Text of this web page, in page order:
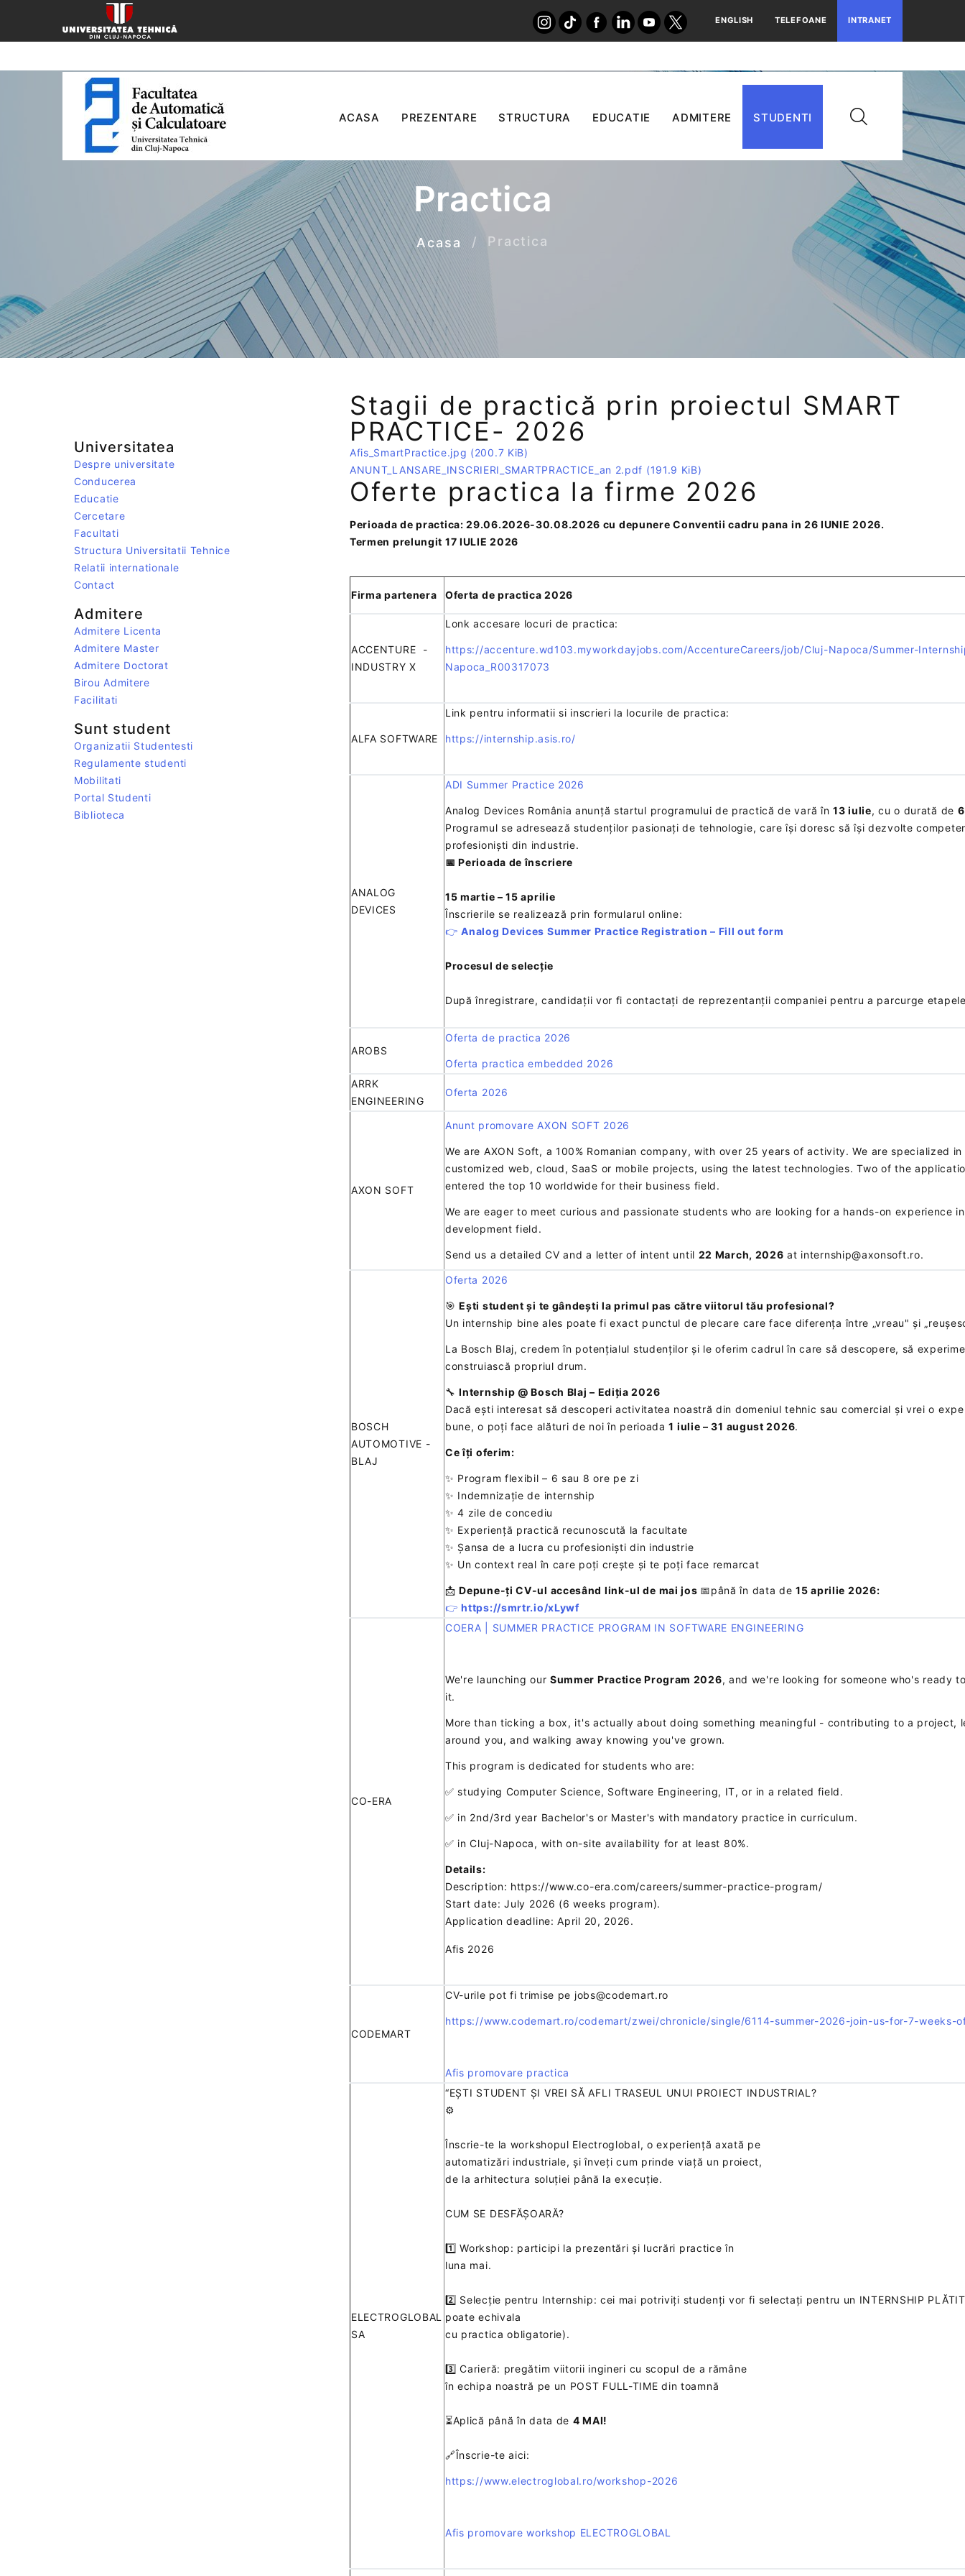
ENGLISH TELEFOANE INTRANET
ACASA PREZENTARE STRUCTURA EDUCATIE ADMITERE STUDENTI
Practica
Acasa Practica
Universitatea
Despre universitate
Conducerea
Educatie
Cercetare
Facultati
Structura Universitatii Tehnice
Relatii internationale
Contact
Admitere
Admitere Licenta
Admitere Master
Admitere Doctorat
Birou Admitere
Facilitati
Sunt student
Organizatii Studentesti
Regulamente studenti
Mobilitati
Portal Studenti
Biblioteca
Stagii de practică prin proiectul SMART
PRACTICE- 2026
Afis_SmartPractice.jpg (200.7 KiB)
ANUNT_LANSARE_INSCRIERI_SMARTPRACTICE_an 2.pdf (191.9 KiB)
Oferte practica la firme 2026
Perioada de practica: 29.06.2026-30.08.2026 cu depunere Conventii cadru pana in 26 IUNIE 2026.
Termen prelungit 17 IULIE 2026
Firma partenera Oferta de practica 2026
ACCENTURE -
INDUSTRY X
Lonk accesare locuri de practica:
https://accenture.wd103.myworkdayjobs.com/AccentureCareers/job/Cluj-Napoca/Summer-
Napoca_R00317073
ALFA SOFTWARE
Link pentru informatii si inscrieri la locurile de practica:
https://internship.asis.ro/
ANALOG
DEVICES
ADI Summer Practice 2026
Analog Devices România anunță startul programului de practică de vară în13 iulie, cu o durată de
Programul se adresează studenților pasionați de tehnologie, care își doresc să își dezvolte
profesioniști din industrie.
📅 Perioada de înscriere
15 martie – 15 aprilie
Înscrierile se realizează prin formularul online:
👉Analog Devices Summer Practice Registration – Fill out form
Procesul de selecție
După înregistrare, candidații vor fi contactați de reprezentanții companiei pentru a parcurge
AROBS
Oferta de practica 2026
Oferta practica embedded 2026
ARRK
ENGINEERING
Oferta 2026
AXON SOFT
Anunt promovare AXON SOFT 2026
We are AXON Soft, a 100% Romanian company, with over 25 years of activity. We are specialized
customized web, cloud, SaaS or mobile projects, using the latest technologies. Two of the
entered the top 10 worldwide for their business field.
We are eager to meet curious and passionate students who are looking for a hands-on experience
development field.
Send us a detailed CV and a letter of intent until 22 March, 2026 at internship@axonsoft.ro.
BOSCH
AUTOMOTIVE -
BLAJ
Oferta 2026
🎯Ești student și te gândești la primul pas către viitorul tău profesional?
Un internship bine ales poate fi exact punctul de plecare care face diferența între „vreau" și
La Bosch Blaj, credem în potențialul studenților și le oferim cadrul în care să descopere, să
construiască propriul drum.
🔧Internship @ Bosch Blaj – Ediția 2026
Dacă ești interesat să descoperi activitatea noastră din domeniul tehnic sau comercial și vrei o
bune, o poți face alături de noi în perioada1 iulie – 31 august 2026.
Ce îți oferim:
✨ Program flexibil – 6 sau 8 ore pe zi
✨ Indemnizație de internship
✨ 4 zile de concediu
✨ Experiență practică recunoscută la facultate
✨ Șansa de a lucra cu profesioniști din industrie
✨ Un context real în care poți crește și te poți face remarcat
📩Depune-ți CV-ul accesând link-ul de mai jos 📅până în data de15 aprilie 2026:
👉https://smrtr.io/xLywf
CO-ERA
COERA | SUMMER PRACTICE PROGRAM IN SOFTWARE ENGINEERING
We're launching our Summer Practice Program 2026, and we're looking for someone who's ready
it.
More than ticking a box, it's actually about doing something meaningful - contributing to a project,
around you, and walking away knowing you've grown.
This program is dedicated for students who are:
✅ studying Computer Science, Software Engineering, IT, or in a related field.
✅ in 2nd/3rd year Bachelor's or Master's with mandatory practice in curriculum.
✅ in Cluj-Napoca, with on-site availability for at least 80%.
Details:
Description: https://www.co-era.com/careers/summer-practice-program/
Start date: July 2026 (6 weeks program).
Application deadline: April 20, 2026.
Afis 2026
CODEMART
CV-urile pot fi trimise pe jobs@codemart.ro
https://www.codemart.ro/codemart/zwei/chronicle/single/6114-summer-2026-join-us-for-7-weeks-
Afis promovare practica
ELECTROGLOBAL
SA
“EȘTI STUDENT ȘI VREI SĂ AFLI TRASEUL UNUI PROIECT INDUSTRIAL?
⚙️
Înscrie-te la workshopul Electroglobal, o experiență axată pe
automatizări industriale, și înveți cum prinde viață un proiect,
de la arhitectura soluției până la execuție.
CUM SE DESFĂȘOARĂ?
1️⃣ Workshop: participi la prezentări și lucrări practice în
luna mai.
2️⃣ Selecție pentru Internship: cei mai potriviți studenți vor fi selectați pentru un INTERNSHIP
poate echivala
cu practica obligatorie).
3️⃣ Carieră: pregătim viitorii ingineri cu scopul de a rămâne
în echipa noastră pe un POST FULL-TIME din toamnă
⏳Aplică până în data de 4 MAI!
🔗Înscrie-te aici:
https://www.electroglobal.ro/workshop-2026
Afis promovare workshop ELECTROGLOBAL